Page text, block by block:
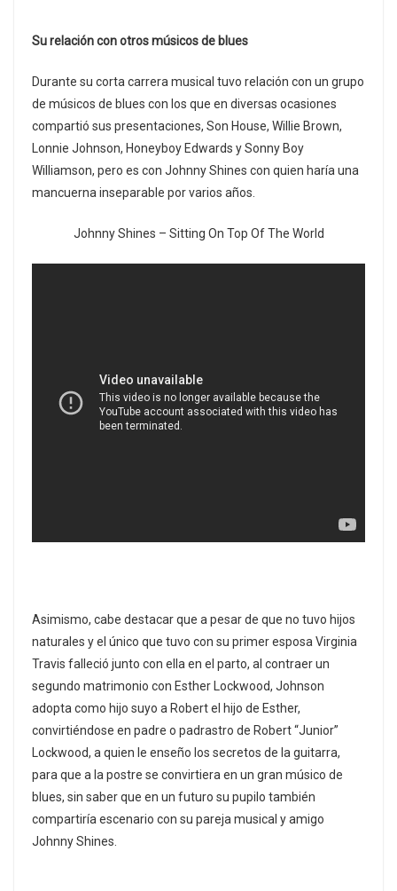
Su relación con otros músicos de blues
Durante su corta carrera musical tuvo relación con un grupo
de músicos de blues con los que en diversas ocasiones
compartió sus presentaciones, Son House, Willie Brown,
Lonnie Johnson, Honeyboy Edwards y Sonny Boy
Williamson, pero es con Johnny Shines con quien haría una
mancuerna inseparable por varios años.
Johnny Shines – Sitting On Top Of The World
Asimismo, cabe destacar que a pesar de que no tuvo hijos
naturales y el único que tuvo con su primer esposa Virginia
Travis falleció junto con ella en el parto, al contraer un
segundo matrimonio con Esther Lockwood, Johnson
adopta como hijo suyo a Robert el hijo de Esther,
convirtiéndose en padre o padrastro de Robert “Junior”
Lockwood, a quien le enseño los secretos de la guitarra,
para que a la postre se convirtiera en un gran músico de
blues, sin saber que en un futuro su pupilo también
compartiría escenario con su pareja musical y amigo
Johnny Shines.